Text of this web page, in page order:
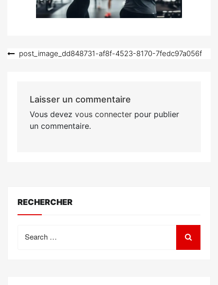
Navigation
post_image_dd848731-af8f-4523-8170-7fedc97a056f
Laisser un commentaire
Vous devez vous connecterpour publier
un commentaire.
RECHERCHER
for: